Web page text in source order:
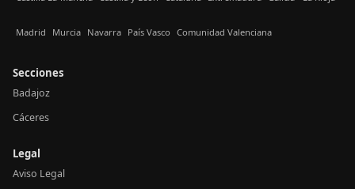
Madrid Murcia Navarra País Vasco Comunidad Valenciana
Secciones
Badajoz
Cáceres
Legal
Aviso Legal